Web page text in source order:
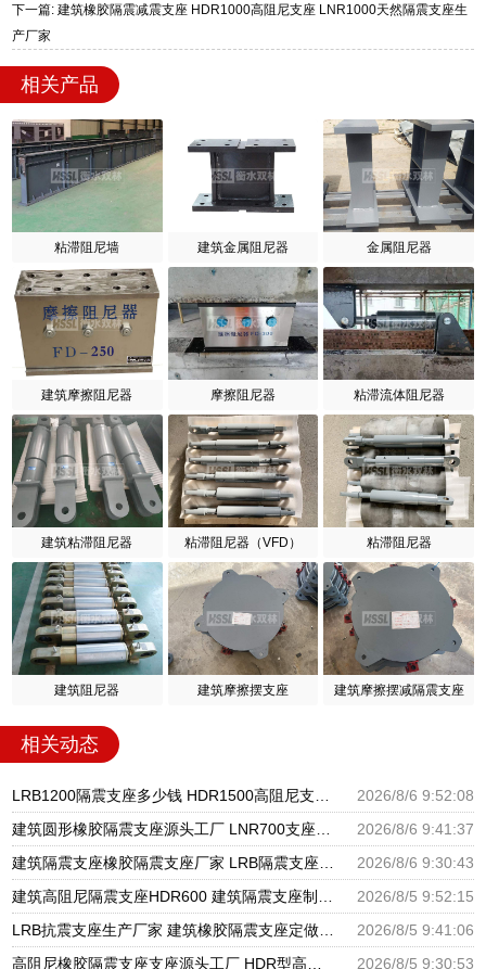
下一篇: 建筑橡胶隔震减震支座 HDR1000高阻尼支座 LNR1000天然隔震支座生
产厂家
相关产品
粘滞阻尼墙 建筑金属阻尼器 金属阻尼器
建筑摩擦阻尼器 摩擦阻尼器 粘滞流体阻尼器
建筑粘滞阻尼器 粘滞阻尼器（VFD） 粘滞阻尼器
建筑阻尼器 建筑摩擦摆支座 建筑摩擦摆减隔震支座
相关动态
2026/8/6 9:52:08
2026/8/6 9:41:37
2026/8/6 9:30:43
2026/8/5 9:52:15
2026/8/5 9:41:06
2026/8/5 9:30:53